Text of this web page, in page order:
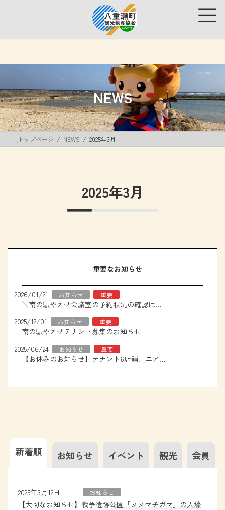
ス
プ
ン
動
NEWS
トップページ NEWS 2025年3月
2025年3月
重要なお知らせ
2026/01/21 お知らせ 重要
＼南の駅やえせ会議室の予約状況の確認はこちら！／
2025/12/01
お知らせ 重要
南の駅やえせテナント募集のお知らせ
2025/06/24
お知らせ 重要
【お休みのお知らせ】テナント6店舗、エアコン取り換え工事について
新着順 お知らせ イベント 観光 会員
2025年3月12日 お知らせ
【大切なお知らせ】戦争遺跡公園「ヌヌマチガマ」の入壕